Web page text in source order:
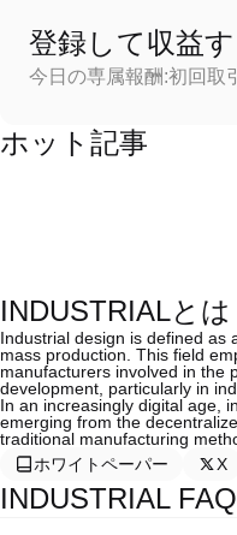
登録して収益す
今日の専属報酬:初回取
ホット記事
INDUSTRIALとは
Industrial design is defined as
mass production. This field
manufacturers involved in the
development, particularly in
In an increasingly digital age,
emerging from the
traditional manufacturing
ホワイトペーパー
X
INDUSTRIAL FAQ